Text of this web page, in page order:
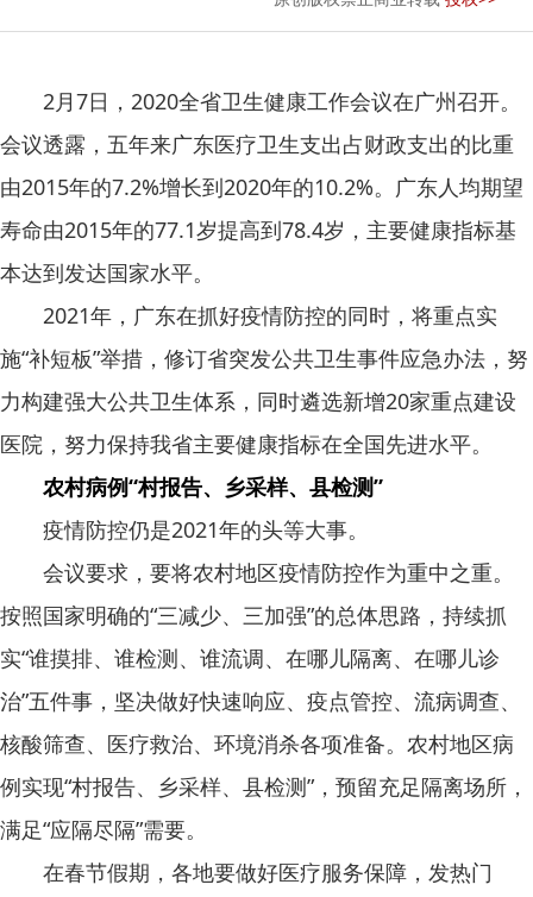
2月7日，2020全省卫生健康工作会议在广州召开。
会议透露，五年来广东医疗卫生支出占财政支出的比重
由2015年的7.2%增长到2020年的10.2%。广东人均期望
寿命由2015年的77.1岁提高到78.4岁，主要健康指标基
本达到发达国家水平。
2021年，广东在抓好疫情防控的同时，将重点实
施“补短板”举措，修订省突发公共卫生事件应急办法，努
力构建强大公共卫生体系，同时遴选新增20家重点建设
医院，努力保持我省主要健康指标在全国先进水平。
农村病例“村报告、乡采样、县检测”
疫情防控仍是2021年的头等大事。
会议要求，要将农村地区疫情防控作为重中之重。
按照国家明确的“三减少、三加强”的总体思路，持续抓
实“谁摸排、谁检测、谁流调、在哪儿隔离、在哪儿诊
治”五件事，坚决做好快速响应、疫点管控、流病调查、
核酸筛查、医疗救治、环境消杀各项准备。农村地区病
例实现“村报告、乡采样、县检测”，预留充足隔离场所，
满足“应隔尽隔”需要。
在春节假期，各地要做好医疗服务保障，发热门